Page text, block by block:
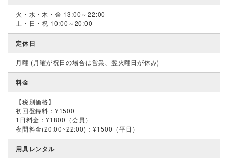
火・水・木・金 13:00～22:00
土・日・祝 10:00～20:00
定休日
月曜 (月曜が祝日の場合は営業、翌火曜日が休み)
料金
【税別価格】
初回登録料：¥1500
1日料金：¥1800（会員）
夜間料金(20:00~22:00)：¥1500（平日）
用具レンタル